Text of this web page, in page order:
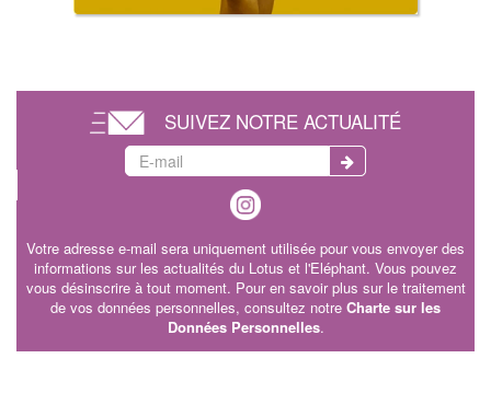
SUIVEZ NOTRE ACTUALITÉ
Votre adresse e-mail sera uniquement utilisée pour vous envoyer des
informations sur les actualités du Lotus et l'Eléphant. Vous pouvez
vous désinscrire à tout moment. Pour en savoir plus sur le traitement
de vos données personnelles, consultez notre Charte sur les
Données Personnelles.